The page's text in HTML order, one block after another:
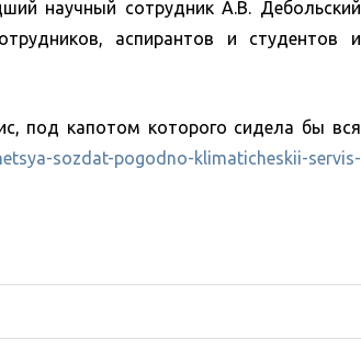
научный сотрудник А.В. Дебольский
аспирантов и студентов и
под капотом которого сидела бы вся
sozdat-pogodno-klimaticheskii-servis-